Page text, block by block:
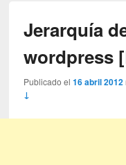
Jerarquía
wordpress
Publicado el16 abril 2012
↓